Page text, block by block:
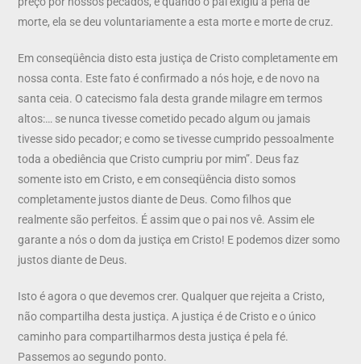
morte, ela se deu voluntariamente a esta morte e morte de cruz.
Em conseqüência disto esta justiça de Cristo completamente em
nossa conta. Este fato é confirmado a nós hoje, e de novo na
santa ceia. O catecismo fala desta grande milagre em termos
altos:… se nunca tivesse cometido pecado algum ou jamais
tivesse sido pecador; e como se tivesse cumprido pessoalmente
toda a obediência que Cristo cumpriu por mim”. Deus faz
somente isto em Cristo, e em conseqüência disto somos
completamente justos diante de Deus. Como filhos que
realmente são perfeitos. É assim que o pai nos vê. Assim ele
garante a nós o dom da justiça em Cristo! E podemos dizer somo
justos diante de Deus.
Isto é agora o que devemos crer. Qualquer que rejeita a Cristo,
não compartilha desta justiça. A justiça é de Cristo e o único
caminho para compartilharmos desta justiça é pela fé.
Passemos ao segundo ponto.